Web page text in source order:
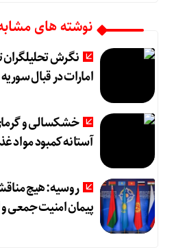
نوشته های
نگرش
امارات در قبال سوریه
خشکسالی و
آستانه کمبود مواد
روسیه: هیچ
پیمان امنیت جمعی و